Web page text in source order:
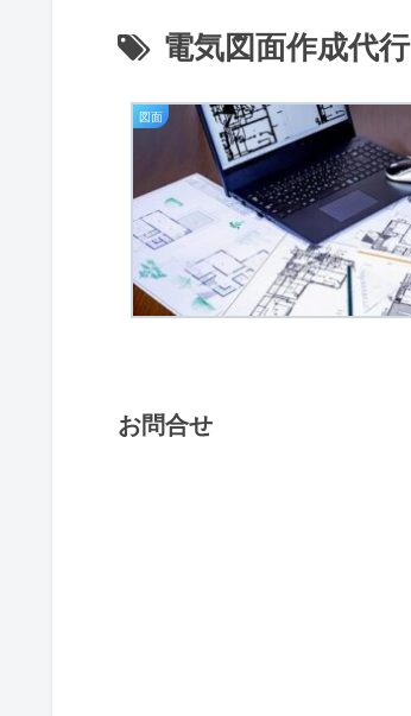
電気図面作成代行
図面
お問合せ